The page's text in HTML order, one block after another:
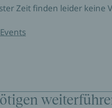
Zeit finden leider keine